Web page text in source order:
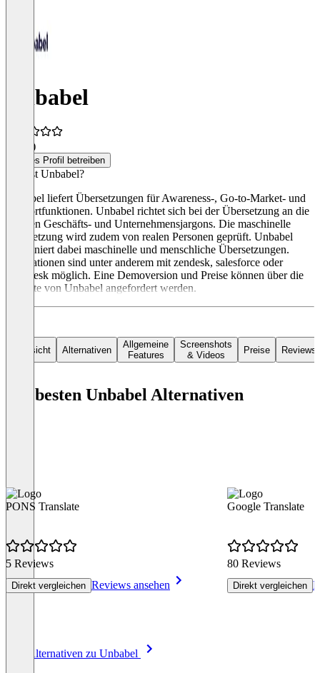
Unbabel
(1)
Dieses Profil betreiben
Was ist Unbabel?
Unbabel liefert Übersetzungen für Awareness-, Go-to-Market- und
Supportfunktionen. Unbabel richtet sich bei der Übersetzung an die
eigenen Geschäfts- und Unternehmensjargons. Die maschinelle
Übersetzung wird zudem von realen Personen geprüft. Unbabel
kombiniert dabei maschinelle und menschliche Übersetzungen.
Integrationen sind unter anderem mit zendesk, salesforce oder
freshdesk möglich. Eine Demoversion und Preise können über die
Website von Unbabel angefordert werden.
Übersicht Alternativen
Allgemeine
Features
Screenshots
& Videos
Preise Reviews
Die besten Unbabel Alternativen
PONS Translate
5 Reviews
Direkt vergleichen Reviews ansehen
Google Translate
80 Reviews
Direkt vergleichen
Alle Alternativen zu Unbabel